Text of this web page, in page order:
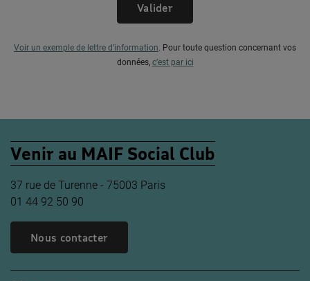
Valider
Voir un exemple de lettre d’information. Pour toute question concernant vos
données, c’est par ici
Venir au MAIF Social Club
37 rue de Turenne - 75003 Paris
01 44 92 50 90
Nous contacter